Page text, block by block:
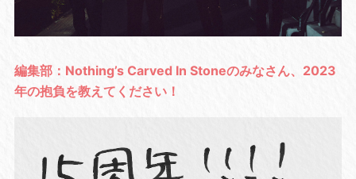
編集部：Nothing’s Carved In Stoneのみなさん、2023
年の抱負を教えてください！